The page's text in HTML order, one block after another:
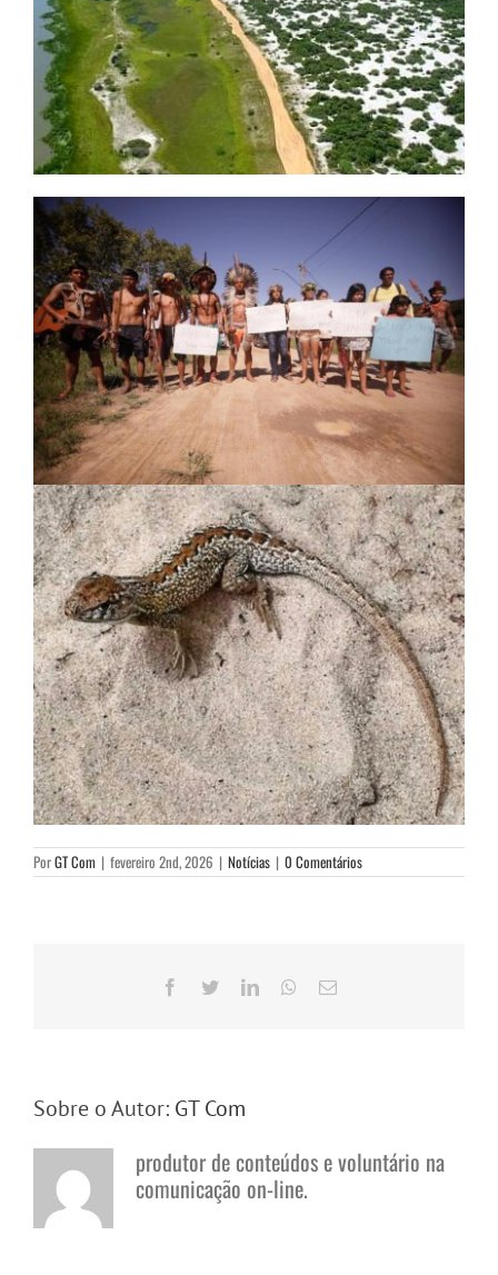
PorGT Com | fevereiro 2nd, 2026 | Notícias | 0 Comentários
Facebook
TwitterLinkedInWhatsApp
E-
Sobre o Autor: GT Com
produtor de conteúdos e voluntário na
comunicação on-line.